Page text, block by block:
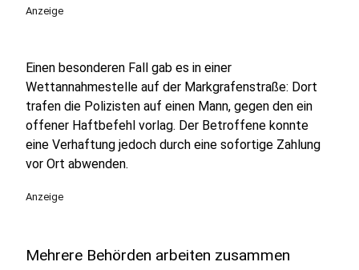
Anzeige
Einen besonderen Fall gab es in einer
Wettannahmestelle auf der Markgrafenstraße: Dort
trafen die Polizisten auf einen Mann, gegen den ein
offener Haftbefehl vorlag. Der Betroffene konnte
eine Verhaftung jedoch durch eine sofortige Zahlung
vor Ort abwenden.
Anzeige
Mehrere Behörden arbeiten zusammen